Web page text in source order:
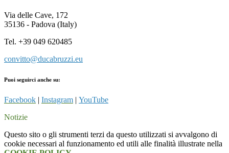
Via delle Cave, 172
35136 - Padova (Italy)
Tel. +39 049 620485
convitto@ducabruzzi.eu
Puoi seguirci anche su:
Facebook | Instagram | YouTube
Notizie
Questo sito o gli strumenti terzi da questo utilizzati si avvalgono di
cookie necessari al funzionamento ed utili alle finalità illustrate nella